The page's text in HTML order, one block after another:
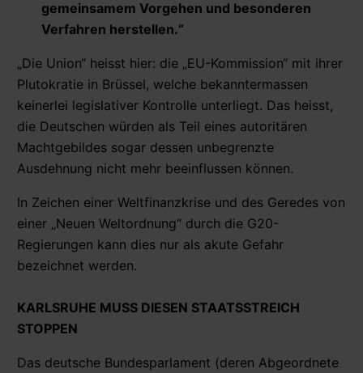
gemeinsamem Vorgehen und besonderen
Verfahren herstellen.“
„Die Union“ heisst hier: die „EU-Kommission“ mit ihrer
Plutokratie in Brüssel, welche bekanntermassen
keinerlei legislativer Kontrolle unterliegt. Das heisst,
die Deutschen würden als Teil eines autoritären
Machtgebildes sogar dessen unbegrenzte
Ausdehnung nicht mehr beeinflussen können.
In Zeichen einer Weltfinanzkrise und des Geredes von
einer „Neuen Weltordnung“ durch die G20-
Regierungen kann dies nur als akute Gefahr
bezeichnet werden.
KARLSRUHE MUSS DIESEN STAATSSTREICH
STOPPEN
Das deutsche Bundesparlament (deren Abgeordnete